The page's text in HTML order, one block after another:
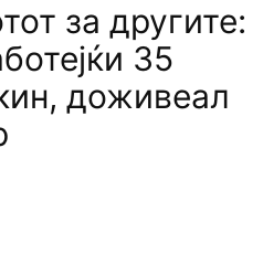
за другите:
35
доживеал